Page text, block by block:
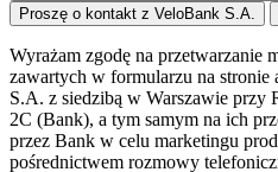
Proszę o kontakt z VeloBank S.A.
Wyrażam zgodę na przetwarzanie
zawartych w formularzu na stronie
S.A. z siedzibą w Warszawie przy
2C (Bank), a tym samym na ich
przez Bank w celu marketingu
pośrednictwem rozmowy